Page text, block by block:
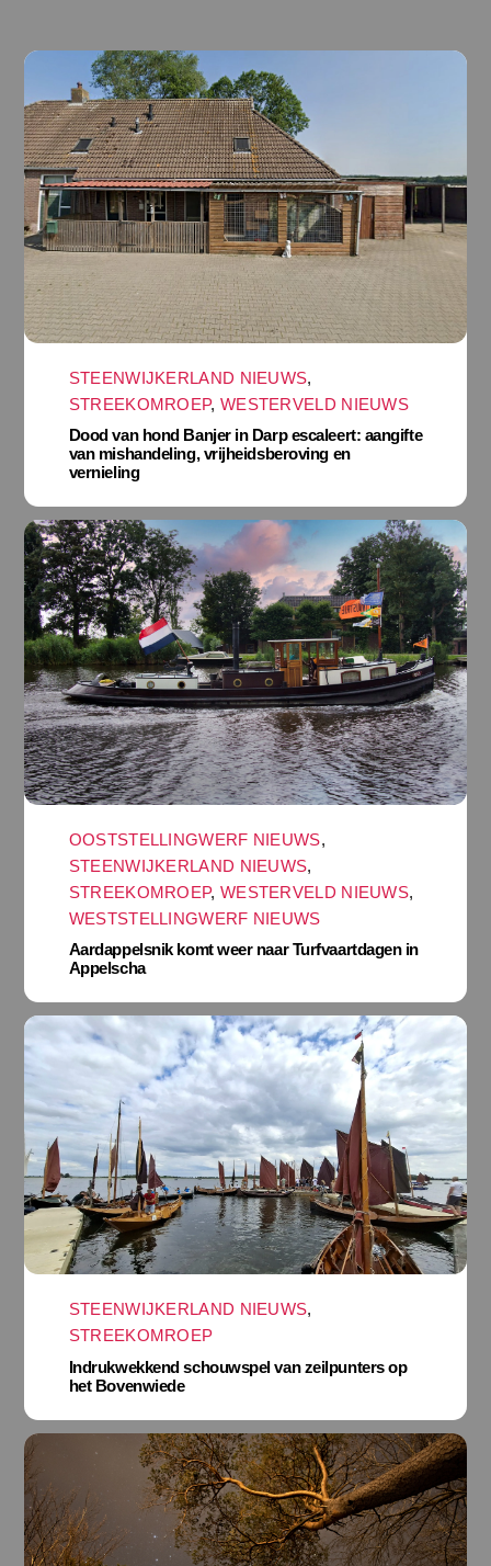
STEENWIJKERLAND NIEUWS,
STREEKOMROEP, WESTERVELD NIEUWS
Dood van hond Banjer in Darp escaleert: aangifte
van mishandeling, vrijheidsberoving en
vernieling
OOSTSTELLINGWERF NIEUWS,
STEENWIJKERLAND NIEUWS,
STREEKOMROEP, WESTERVELD NIEUWS,
WESTSTELLINGWERF NIEUWS
Aardappelsnik komt weer naar Turfvaartdagen in
Appelscha
STEENWIJKERLAND NIEUWS,
STREEKOMROEP
Indrukwekkend schouwspel van zeilpunters op
het Bovenwiede